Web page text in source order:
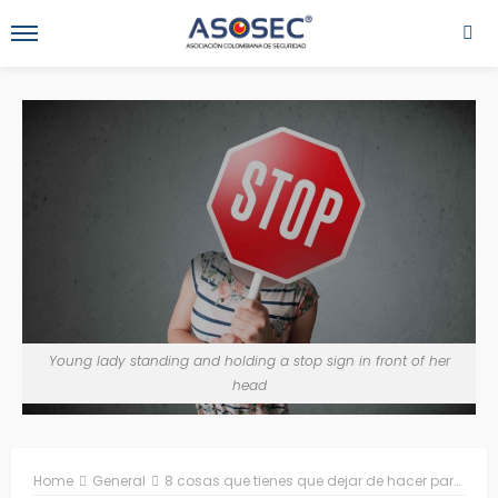
Young lady standing and holding a stop sign in front of her
head
Home General 8 cosas que tienes que dejar de hacer para sentirte bien